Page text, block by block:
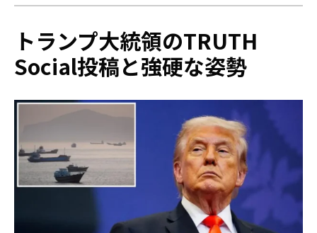
トランプ大統領のTRUTH
Social投稿と強硬な姿勢